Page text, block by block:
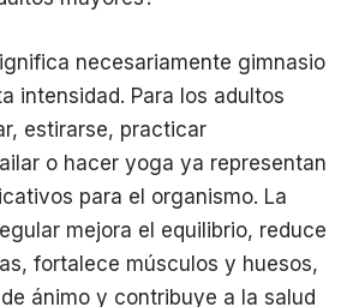
necesariamente gimnasio
intensidad. Para los adultos
estirarse, practicar
o hacer yoga ya representan
para el organismo. La
mejora el equilibrio, reduce
fortalece músculos y huesos,
ánimo y contribuye a la salud